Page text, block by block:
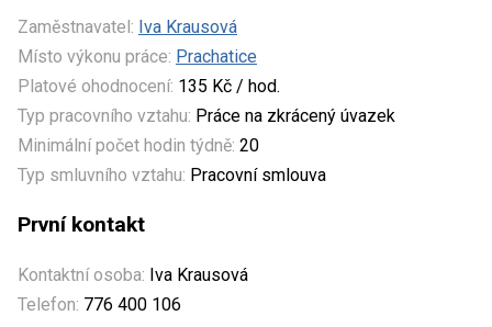
Zaměstnavatel: Iva Krausová
Místo výkonu práce: Prachatice
Platové ohodnocení: 135 Kč / hod.
Typ pracovního vztahu: Práce na zkrácený úvazek
Minimální počet hodin týdně: 20
Typ smluvního vztahu: Pracovní smlouva
První kontakt
Kontaktní osoba: Iva Krausová
Telefon: 776 400 106